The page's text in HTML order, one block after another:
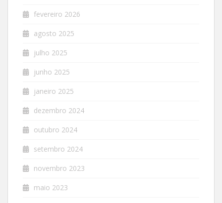
fevereiro 2026
agosto 2025
julho 2025
junho 2025
janeiro 2025
dezembro 2024
outubro 2024
setembro 2024
novembro 2023
maio 2023